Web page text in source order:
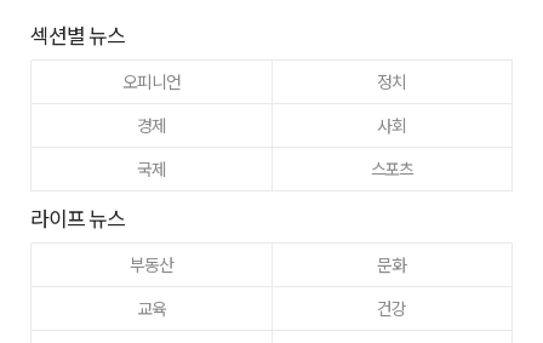
섹션별 뉴스
오피니언
정치
경제
사회
국제
스포츠
라이프 뉴스
부동산
문화
교육
건강